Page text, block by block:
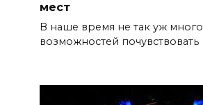
мест
В наше время не так уж много
возможностей почувствовать